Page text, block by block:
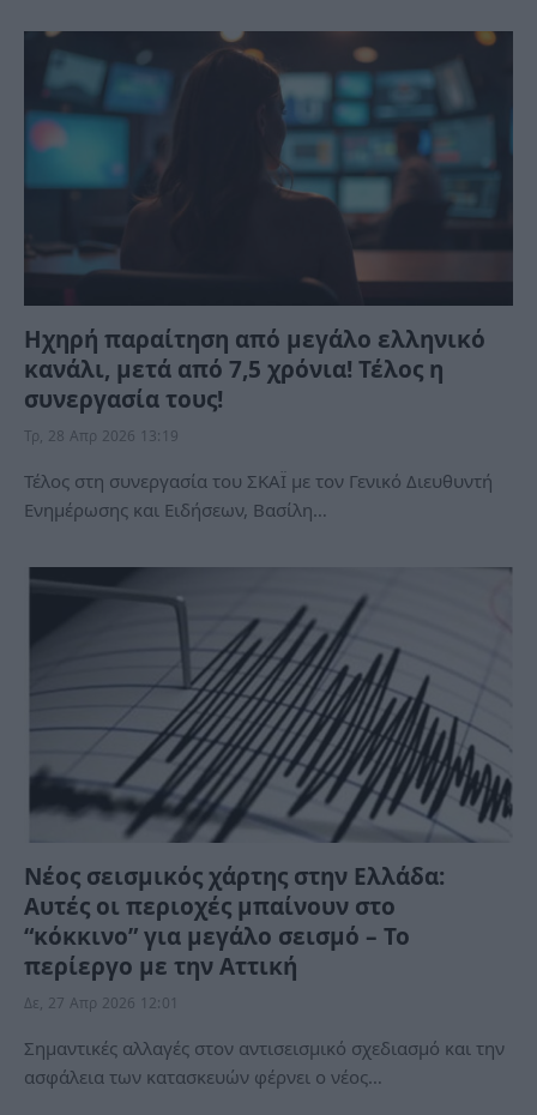
Ηχηρή παραίτηση από μεγάλο ελληνικό
κανάλι, μετά από 7,5 χρόνια! Τέλος η
συνεργασία τους!
Τρ, 28 Απρ 2026 13:19
Τέλος στη συνεργασία του ΣΚΑΪ με τον Γενικό Διευθυντή
Ενημέρωσης και Ειδήσεων, Βασίλη…
Νέος σεισμικός χάρτης στην Ελλάδα:
Αυτές οι περιοχές μπαίνουν στο
“κόκκινο” για μεγάλο σεισμό – Το
περίεργο με την Αττική
Δε, 27 Απρ 2026 12:01
Σημαντικές αλλαγές στον αντισεισμικό σχεδιασμό και την
ασφάλεια των κατασκευών φέρνει ο νέος…